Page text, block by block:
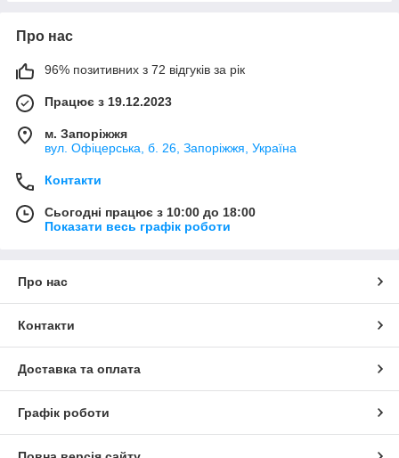
Про нас
96% позитивних з 72 відгуків за рік
Працює з 19.12.2023
м. Запоріжжя
вул. Офіцерська, б. 26, Запоріжжя, Україна
Контакти
Сьогодні працює з 10:00 до 18:00
Показати весь графік роботи
Про нас
Контакти
Доставка та оплата
Графік роботи